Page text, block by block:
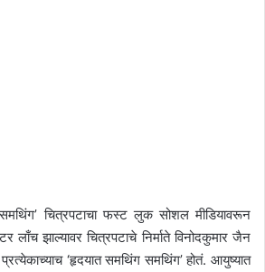
चित्रपटाचा फस्ट लुक सोशल मीडियावरून
झाल्यावर चित्रपटाचे निर्माते विनोदकुमार जैन
‘हृदयात समथिंग समथिंग’ होतं. आयुष्यात